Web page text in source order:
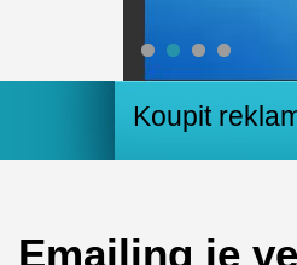
1 2 3
Koupit
Emailing je